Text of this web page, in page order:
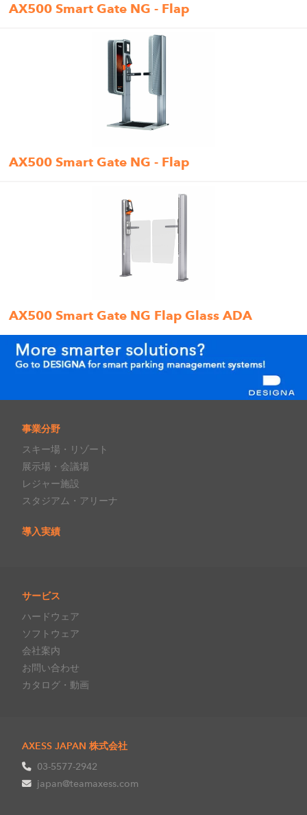
AX500 Smart Gate NG - Flap
AX500 Smart Gate NG - Flap
AX500 Smart Gate NG Flap Glass ADA
事業分野
スキー場・リゾート
展示場・会議場
レジャー施設
スタジアム・アリーナ
導入実績
サービス
ハードウェア
ソフトウェア
会社案内
お問い合わせ
カタログ・動画
AXESS JAPAN 株式会社
03-5577-2942
japan@teamaxess.com